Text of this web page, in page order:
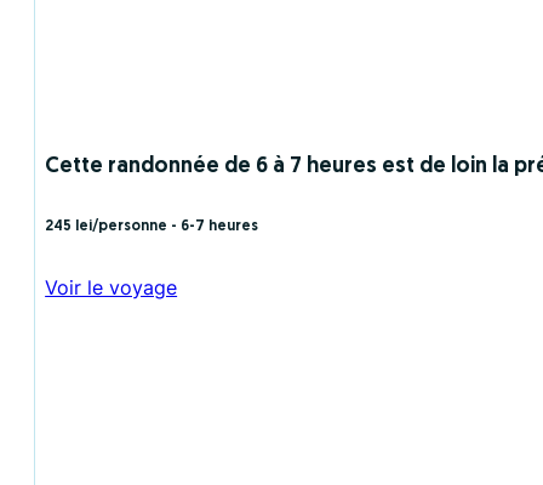
Cette randonnée de 6 à 7 heures est de loin la
245 lei/personne - 6-7 heures
Voir le voyage